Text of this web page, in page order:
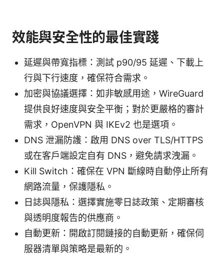
效能與安全性的最佳實踐
延遲與帶寬指標：測試 p90/95 延遲、下載上
行與下行速度，確保符合需求。
加密與協議選擇：如非敏感用途，WireGuard
提供良好速度與安全平衡；對於更嚴格的審計
需求，OpenVPN 與 IKEv2 也是選項。
DNS 泄漏防護：啟用 DNS over TLS/HTTPS
或在客戶端設定自有 DNS，避免請求洩漏。
Kill Switch：確保在 VPN 斷線時自動停止所有
網路流量，保護隱私。
日誌與隱私：選擇實施零日誌政策、定期審核
與透明度報告的供應商。
自動更新：開啟訂閱鏈接的自動更新，確保伺
服器清單與策略是最新的。